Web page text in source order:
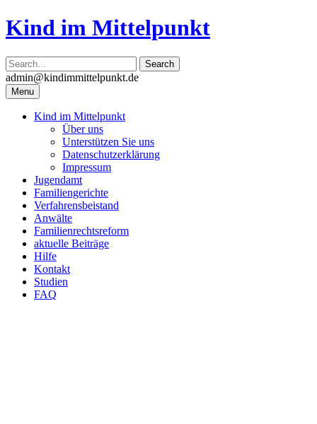
Skip
to
Kind im Mittelpunkt
admin@kindimmittelpunkt.de
Menu
Kind im Mittelpunkt
Über uns
Unterstützen Sie uns
Datenschutzerklärung
Impressum
Jugendamt
Familiengerichte
Verfahrensbeistand
Anwälte
Familienrechtsreform
aktuelle Beiträge
Hilfe
Kontakt
Studien
FAQ